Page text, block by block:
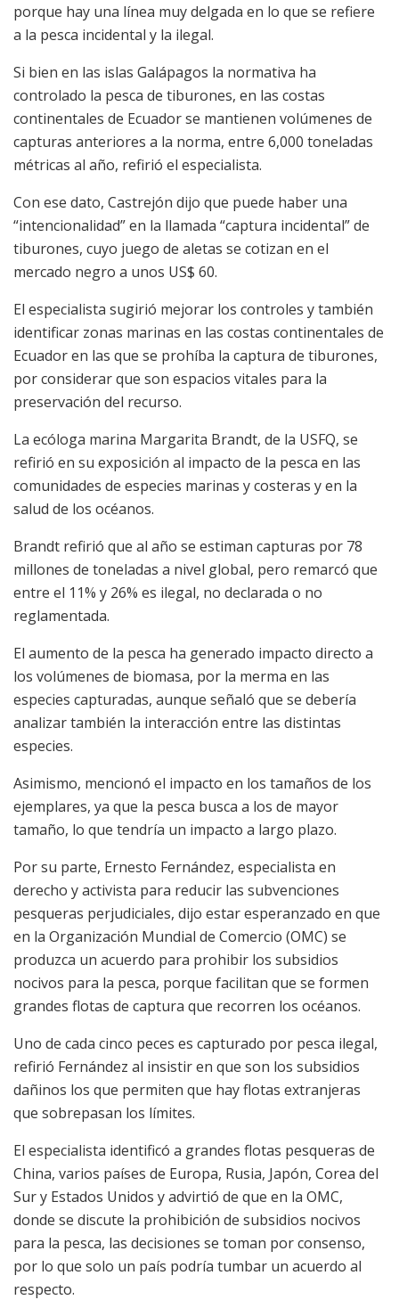
porque hay una línea muy delgada en lo que se refiere
a la pesca incidental y la ilegal.
Si bien en las islas Galápagos la normativa ha
controlado la pesca de tiburones, en las costas
continentales de Ecuador se mantienen volúmenes de
capturas anteriores a la norma, entre 6,000 toneladas
métricas al año, refirió el especialista.
Con ese dato, Castrejón dijo que puede haber una
“intencionalidad” en la llamada “captura incidental” de
tiburones, cuyo juego de aletas se cotizan en el
mercado negro a unos US$ 60.
El especialista sugirió mejorar los controles y también
identificar zonas marinas en las costas continentales de
Ecuador en las que se prohíba la captura de tiburones,
por considerar que son espacios vitales para la
preservación del recurso.
La ecóloga marina Margarita Brandt, de la USFQ, se
refirió en su exposición al impacto de la pesca en las
comunidades de especies marinas y costeras y en la
salud de los océanos.
Brandt refirió que al año se estiman capturas por 78
millones de toneladas a nivel global, pero remarcó que
entre el 11% y 26% es ilegal, no declarada o no
reglamentada.
El aumento de la pesca ha generado impacto directo a
los volúmenes de biomasa, por la merma en las
especies capturadas, aunque señaló que se debería
analizar también la interacción entre las distintas
especies.
Asimismo, mencionó el impacto en los tamaños de los
ejemplares, ya que la pesca busca a los de mayor
tamaño, lo que tendría un impacto a largo plazo.
Por su parte, Ernesto Fernández, especialista en
derecho y activista para reducir las subvenciones
pesqueras perjudiciales, dijo estar esperanzado en que
en la Organización Mundial de Comercio (OMC) se
produzca un acuerdo para prohibir los subsidios
nocivos para la pesca, porque facilitan que se formen
grandes flotas de captura que recorren los océanos.
Uno de cada cinco peces es capturado por pesca ilegal,
refirió Fernández al insistir en que son los subsidios
dañinos los que permiten que hay flotas extranjeras
que sobrepasan los límites.
El especialista identificó a grandes flotas pesqueras de
China, varios países de Europa, Rusia, Japón, Corea del
Sur y Estados Unidos y advirtió de que en la OMC,
donde se discute la prohibición de subsidios nocivos
para la pesca, las decisiones se toman por consenso,
por lo que solo un país podría tumbar un acuerdo al
respecto.